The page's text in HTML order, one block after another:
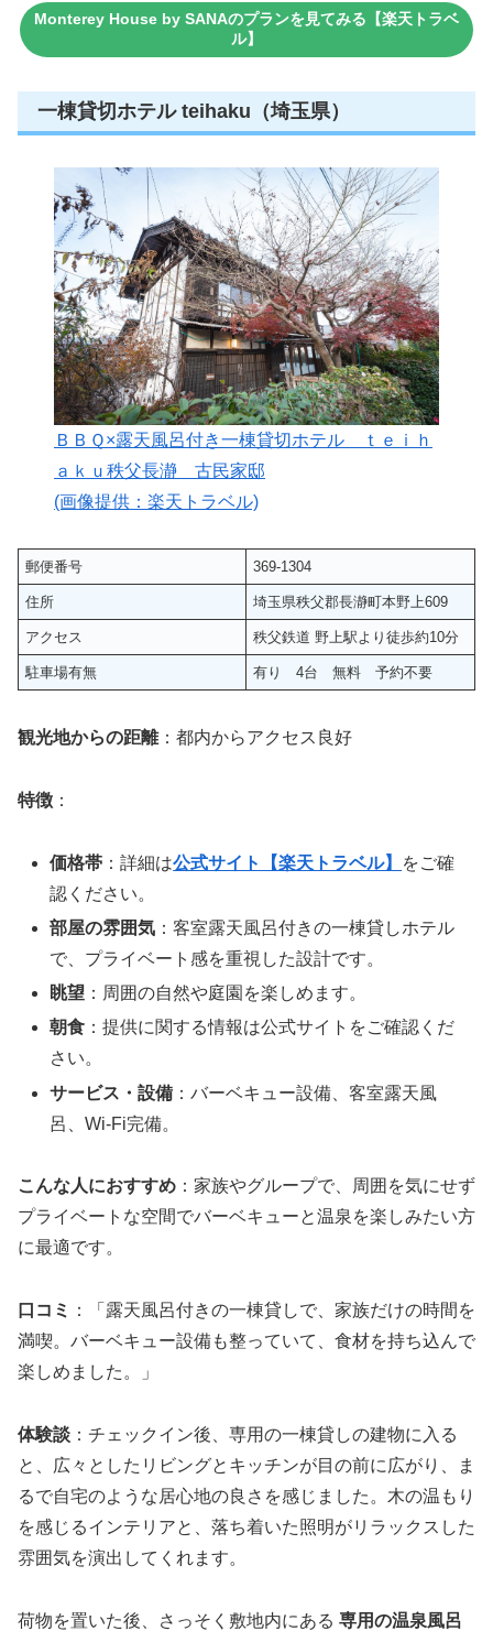
Monterey House by SANAのプランを見てみる【楽天トラベ
ル】
一棟貸切ホテル teihaku（埼玉県）
ＢＢＱ×露天風呂付き一棟貸切ホテル ｔｅｉｈ
ａｋｕ秩父長瀞 古民家邸
(画像提供：楽天トラベル)
郵便番号 369-1304
住所 埼玉県秩父郡長瀞町本野上609
アクセス 秩父鉄道 野上駅より徒歩約10分
駐車場有無 有り 4台 無料 予約不要
観光地からの距離：都内からアクセス良好
特徴 ：
価格帯 ：詳細は公式サイト【楽天トラベル】
をご確
認ください。
部屋の雰囲気 ：客室露天風呂付きの一棟貸しホテル
で、プライベート感を重視した設計です。
眺望 ：周囲の自然や庭園を楽しめます。
朝食 ：提供に関する情報は公式サイトをご確認くだ
さい。
サービス・設備 ：バーベキュー設備、客室露天風
呂、Wi-Fi完備。
こんな人におすすめ ：家族やグループで、周囲を気にせず
プライベートな空間でバーベキューと温泉を楽しみたい方
に最適です。
口コミ
：「露天風呂付きの一棟貸しで、家族だけの時間を
満喫。バーベキュー設備も整っていて、食材を持ち込んで
楽しめました。」
体験談 ：チェックイン後、専用の一棟貸しの建物に入る
と、広々としたリビングとキッチンが目の前に広がり、ま
るで自宅のような居心地の良さを感じました。木の温もり
を感じるインテリアと、落ち着いた照明がリラックスした
雰囲気を演出してくれます。
荷物を置いた後、さっそく敷地内にある 専用の温泉風呂